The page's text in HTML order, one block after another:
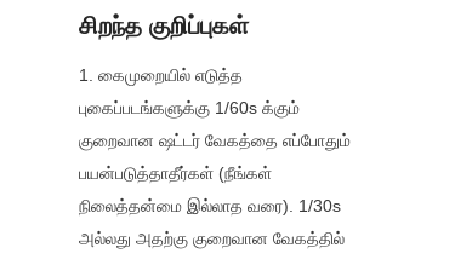
சிறந்த குறிப்புகள்
1. கைமுறையில் எடுத்த
புகைப்படங்களுக்கு 1/60s க்கும்
குறைவான ஷட்டர் வேகத்தை எப்போதும்
பயன்படுத்தாதீர்கள் (நீங்கள்
நிலைத்தன்மை இல்லாத வரை). 1/30s
அல்லது அதற்கு குறைவான வேகத்தில்